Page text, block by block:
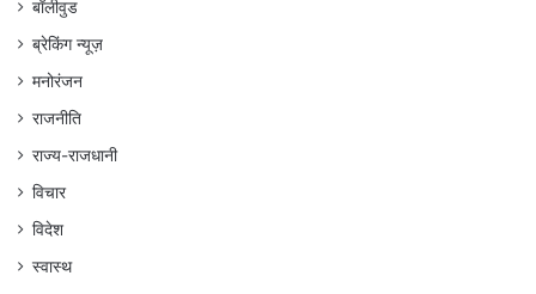
बॉलीवुड
ब्रेकिंग न्यूज़
मनोरंजन
राजनीति
राज्य-राजधानी
विचार
विदेश
स्वास्थ